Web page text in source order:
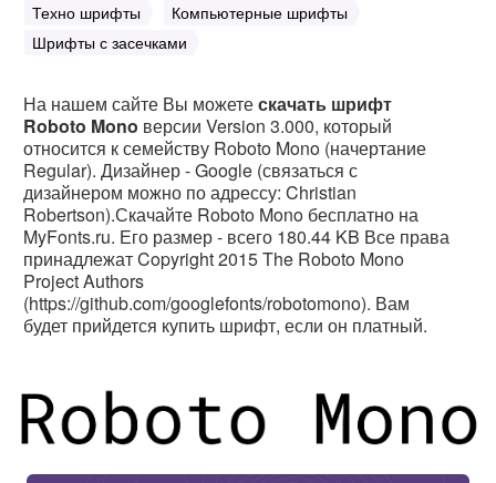
Техно шрифты
Компьютерные шрифты
Шрифты с засечками
На нашем сайте Вы можетескачать шрифт
Roboto Mono версии Version 3.000, который
относится к семейству Roboto Mono (начертание
Regular). Дизайнер - Google (связаться с
дизайнером можно по адрессу: Christian
Robertson).Скачайте Roboto Mono бесплатно на
MyFonts.ru. Его размер - всего 180.44 KB Все права
принадлежат Copyright 2015 The Roboto Mono
Project Authors
(https://github.com/googlefonts/robotomono). Вам
будет прийдется купить шрифт, если он платный.